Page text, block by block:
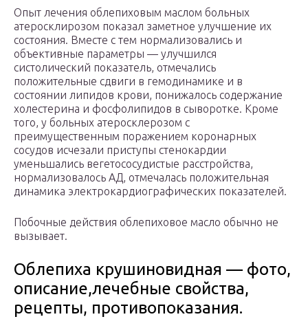
Опыт лечения облепиховым маслом больных
атеросклирозом показал заметное улучшение их
состояния. Вместе с тем нормализовались и
объективные параметры — улучшился
систолический показатель, отмечались
положительные сдвиги в гемодинамике и в
состоянии липидов крови, понижалось содержание
холестерина и фосфолипидов в сыворотке. Кроме
того, у больных атеросклерозом с
преимущественным поражением коронарных
сосудов исчезали приступы стенокардии
уменьшались вегетососудистые расстройства,
нормализовалось АД, отмечалась положительная
динамика электрокардиографических показателей.
Побочные действия облепиховое масло обычно не
вызывает.
Облепиха крушиновидная — фото,
описание,лечебные свойства,
рецепты, противопоказания.